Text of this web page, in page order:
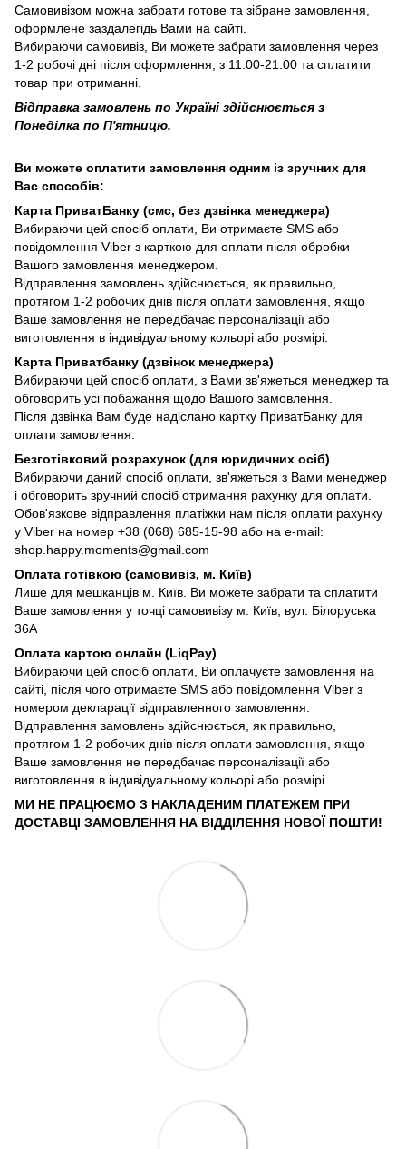
Самовивізом можна забрати готове та зібране замовлення,
оформлене заздалегідь Вами на сайті.
Вибираючи самовивіз, Ви можете забрати замовлення через
1-2 робочі дні після оформлення, з 11:00-21:00 та сплатити
товар при отриманні.
Відправка замовлень по Україні здійснюється з
Понеділка по П'ятницю.
Ви можете оплатити замовлення одним із зручних для
Вас способів:
Карта ПриватБанку (смс, без дзвінка менеджера)
Вибираючи цей спосіб оплати, Ви отримаєте SMS або
повідомлення Viber з карткою для оплати після обробки
Вашого замовлення менеджером.
Відправлення замовлень здійснюється, як правильно,
протягом 1-2 робочих днів після оплати замовлення, якщо
Ваше замовлення не передбачає персоналізації або
виготовлення в індивідуальному кольорі або розмірі.
Карта Приватбанку (дзвінок менеджера)
Вибираючи цей спосіб оплати, з Вами зв'яжеться менеджер та
обговорить усі побажання щодо Вашого замовлення.
Після дзвінка Вам буде надіслано картку ПриватБанку для
оплати замовлення.
Безготівковий розрахунок (для юридичних осіб)
Вибираючи даний спосіб оплати, зв'яжеться з Вами менеджер
і обговорить зручний спосіб отримання рахунку для оплати.
Обов'язкове відправлення платіжки нам після оплати рахунку
у Viber на номер +38 (068) 685-15-98 або на e-mail:
shop.happy.moments@gmail.com
Оплата готівкою (самовивіз, м. Київ)
Лише для мешканців м. Київ. Ви можете забрати та сплатити
Ваше замовлення у точці самовивізу м. Київ, вул. Білоруська
36А
Оплата картою онлайн (LiqPay)
Вибираючи цей спосіб оплати, Ви оплачуєте замовлення на
сайті, після чого отримаєте SMS або повідомлення Viber з
номером декларації відправленного замовлення.
Відправлення замовлень здійснюється, як правильно,
протягом 1-2 робочих днів після оплати замовлення, якщо
Ваше замовлення не передбачає персоналізації або
виготовлення в індивідуальному кольорі або розмірі.
МИ НЕ ПРАЦЮЄМО З НАКЛАДЕНИМ ПЛАТЕЖЕМ ПРИ
ДОСТАВЦІ ЗАМОВЛЕННЯ НА ВІДДІЛЕННЯ НОВОЇ ПОШТИ!